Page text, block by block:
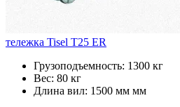
тележка Tisel T25 ER
Грузоподъемность: 1300 кг
Вес: 80 кг
Длина вил: 1500 мм мм